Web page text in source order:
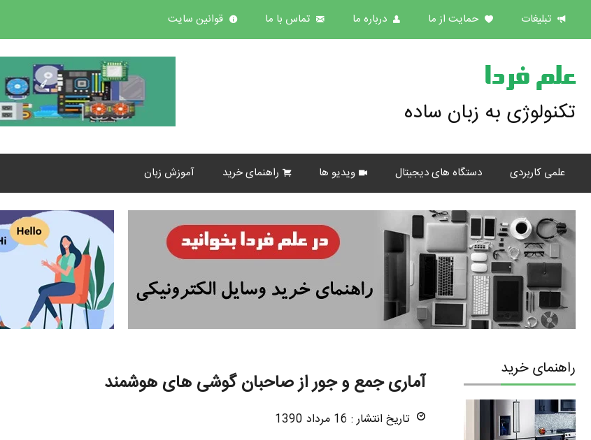
تبلیغات حمایت از ما درباره ما تماس با ما قوانین سایت
علم فردا
تکنولوژی به زبان ساده
علمی کاربردی دستگاه های دیجیتال ویدیو ها راهنمای خرید آموزش زبان
راهنمای خرید
آماری جمع و جور از صاحبان گوشی های هوشمند
تاریخ انتشار : 16 مرداد 1390